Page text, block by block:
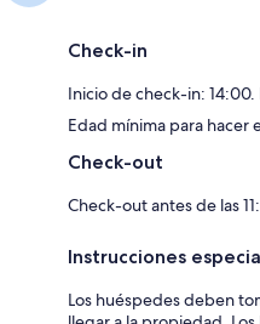
Check-in
Inicio de check-in:
Edad mínima para hacer
Check-out
Check-out antes de las
Instrucciones
Los huéspedes deben